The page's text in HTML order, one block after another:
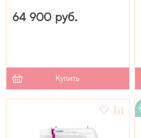
64 900 руб.
Купить